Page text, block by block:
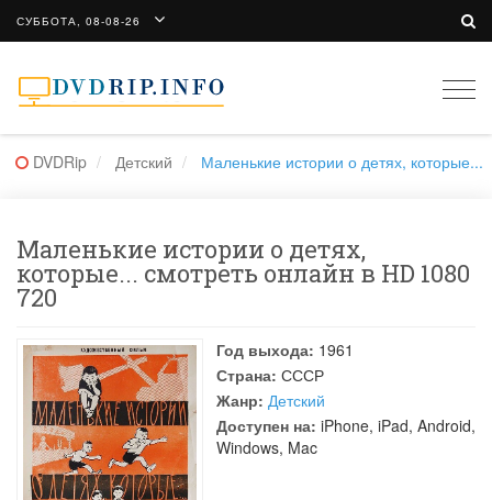
СУББОТА, 08-08-26
DVDRip Детский Маленькие истории о детях, которые...
Маленькие истории о детях,
которые... смотреть онлайн в HD 1080
720
Год выхода: 1961
Страна: СССР
Жанр: Детский
Доступен на: iPhone, iPad, Android,
Windows, Mac